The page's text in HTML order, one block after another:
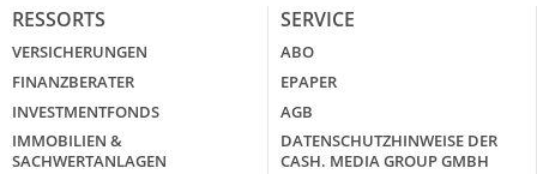
RESSORTS
VERSICHERUNGEN
FINANZBERATER
INVESTMENTFONDS
IMMOBILIEN &
SACHWERTANLAGEN
SERVICE
ABO
EPAPER
AGB
DATENSCHUTZHINWEISE DER
CASH. MEDIA GROUP GMBH